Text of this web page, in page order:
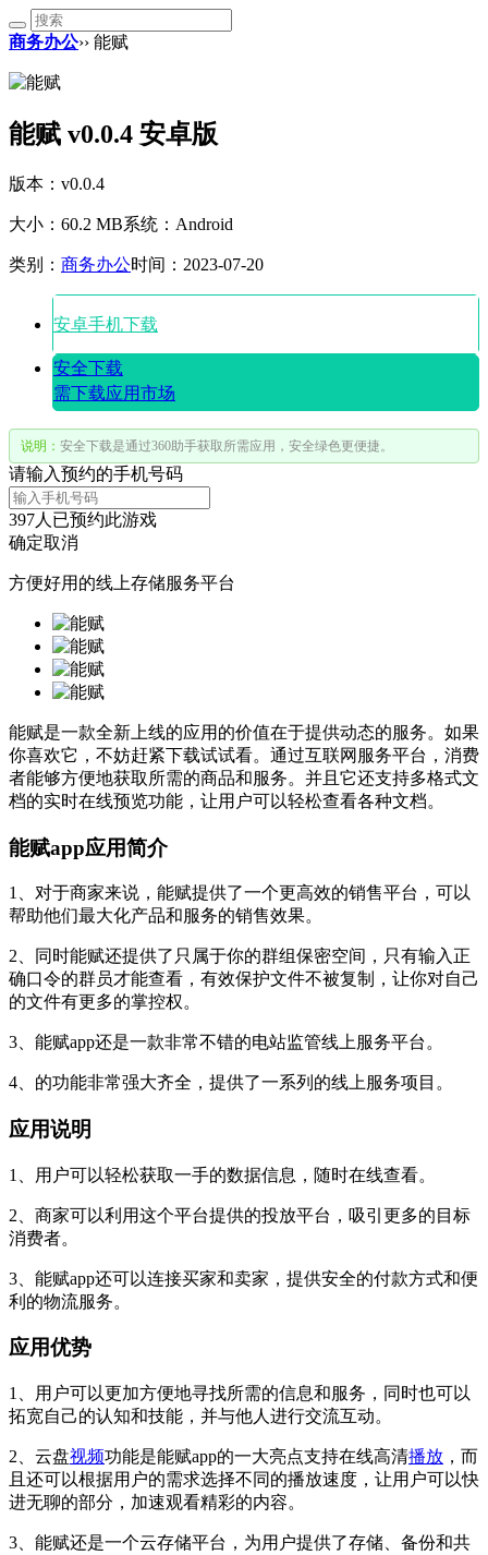
商务办公›› 能赋
能赋 v0.0.4 安卓版
版本：v0.0.4
大小：60.2 MB系统：Android
类别： 商务办公时间：2023-07-20
安卓手机下载
安全下载
需下载应用市场
说明： 安全下载是通过360助手获取所需应用，安全绿色更便捷。
请输入预约的手机号码
397人已预约此游戏
确定取消
方便好用的线上存储服务平台
能赋是一款全新上线的应用的价值在于提供动态的服务。如果
你喜欢它，不妨赶紧下载试试看。通过互联网服务平台，消费
者能够方便地获取所需的商品和服务。并且它还支持多格式文
档的实时在线预览功能，让用户可以轻松查看各种文档。
能赋app应用简介
1、对于商家来说，能赋提供了一个更高效的销售平台，可以
帮助他们最大化产品和服务的销售效果。
2、同时能赋还提供了只属于你的群组保密空间，只有输入正
确口令的群员才能查看，有效保护文件不被复制，让你对自己
的文件有更多的掌控权。
3、能赋app还是一款非常不错的电站监管线上服务平台。
4、的功能非常强大齐全，提供了一系列的线上服务项目。
应用说明
1、用户可以轻松获取一手的数据信息，随时在线查看。
2、商家可以利用这个平台提供的投放平台，吸引更多的目标
消费者。
3、能赋app还可以连接买家和卖家，提供安全的付款方式和便
利的物流服务。
应用优势
1、用户可以更加方便地寻找所需的信息和服务，同时也可以
拓宽自己的认知和技能，并与他人进行交流互动。
2、云盘视频功能是能赋app的一大亮点支持在线高清播放 ，而
且还可以根据用户的需求选择不同的播放速度，让用户可以快
进无聊的部分，加速观看精彩的内容。
3、能赋还是一个云存储平台，为用户提供了存储、备份和共